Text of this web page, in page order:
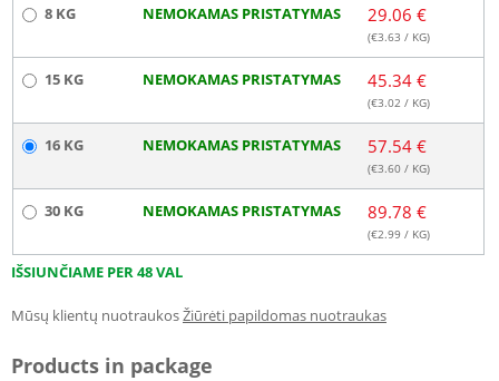
8 KG NEMOKAMAS PRISTATYMAS 29.06 €
(€3.63 / KG)
15 KG NEMOKAMAS PRISTATYMAS 45.34 €
(€3.02 / KG)
16 KG NEMOKAMAS PRISTATYMAS 57.54 €
(€3.60 / KG)
30 KG NEMOKAMAS PRISTATYMAS 89.78 €
(€2.99 / KG)
IŠSIUNČIAME PER 48 VAL
Mūsų klientų nuotraukosŽiūrėti papildomas nuotraukas
Products in package